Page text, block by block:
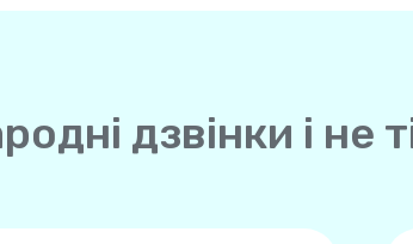
дзвінки і не